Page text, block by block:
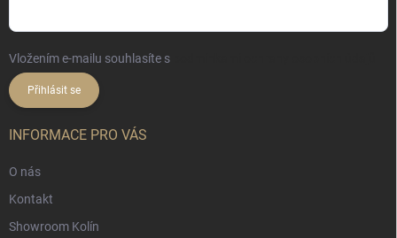
Vložením e-mailu souhlasíte s
Přihlásit se
INFORMACE PRO VÁS
O nás
Kontakt
Showroom Kolín